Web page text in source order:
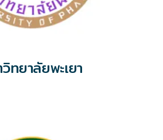
ทยาลัยพะเยา